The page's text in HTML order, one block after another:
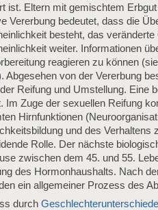
ist. Eltern mit gemischtem
Vererbung bedeutet, dass die
besteht, das
weiter. Informationen
reagieren zu können
Abgesehen von der Vererbung
Reifung und Umstellung. Eine
Im Zuge der sexuellen Reifung
Hirnfunktionen
und des
Rolle. Der nächste
zwischen dem 45. und 55.
des Hormonhaushalts. Nach
ein allgemeiner Prozess des
durchGeschlechterunterschiede